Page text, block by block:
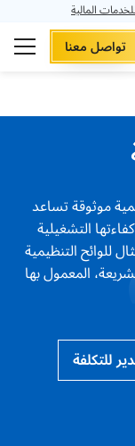
المالية
تواصل معنا
رقمية موثوقة تساعد
التشغيلية
للوائح التنظيمية
المعمول بها
للتكلفة